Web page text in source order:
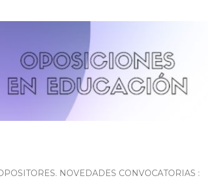
NOVEDADES CONVOCATORIAS :